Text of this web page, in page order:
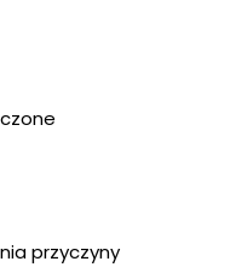
przyczyny